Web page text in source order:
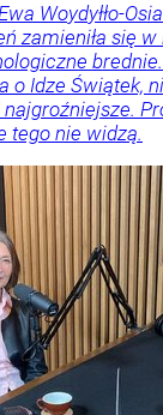
Woydyłło-
zamieniła się
o Idze Świątek,
tego nie widzą.